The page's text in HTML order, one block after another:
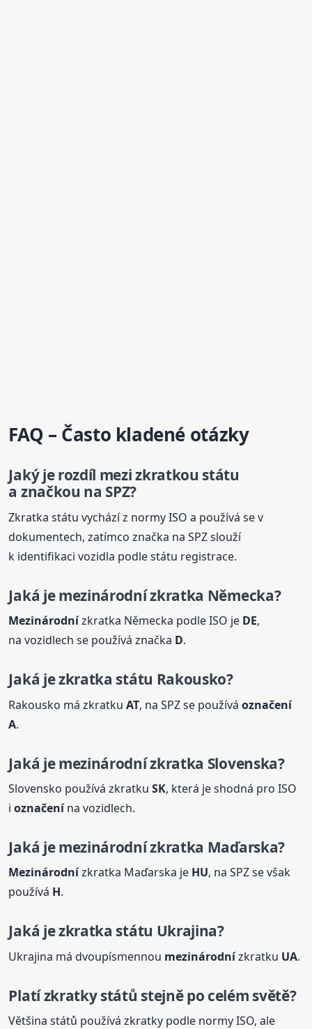
FAQ – Často kladené otázky
Jaký je rozdíl mezi zkratkou státu
a značkou na SPZ?
Zkratka státu vychází z normy ISO a používá se v
dokumentech, zatímco značka na SPZ slouží
k identifikaci vozidla podle státu registrace.
Jaká jemezinárodnízkratka Německa?
Mezinárodnízkratka Německa podle ISO je DE,
na vozidlech se používá značka D.
Jaká je zkratka státu Rakousko?
Rakousko má zkratkuAT, na SPZ se používáoznačení
A.
Jaká jemezinárodnízkratka Slovenska?
Slovensko používá zkratkuSK, která je shodná pro ISO
ioznačenína vozidlech.
Jaká jemezinárodnízkratka Maďarska?
Mezinárodnízkratka Maďarska je HU, na SPZ se však
používá H.
Jaká je zkratka státu Ukrajina?
Ukrajina má dvoupísmennou mezinárodnízkratku UA.
Platí zkratky států stejně po celém světě?
Většina států používá zkratky podle normy ISO, ale